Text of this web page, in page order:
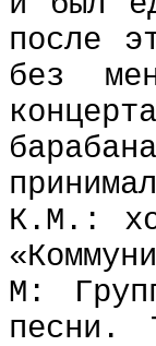
после
без
К.М.:
М:
песни.